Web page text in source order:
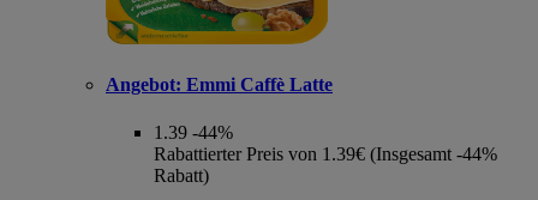
Angebot: Emmi Caffè Latte
1.39 -44%
Rabattierter Preis von 1.39€ (Insgesamt -44%
Rabatt)